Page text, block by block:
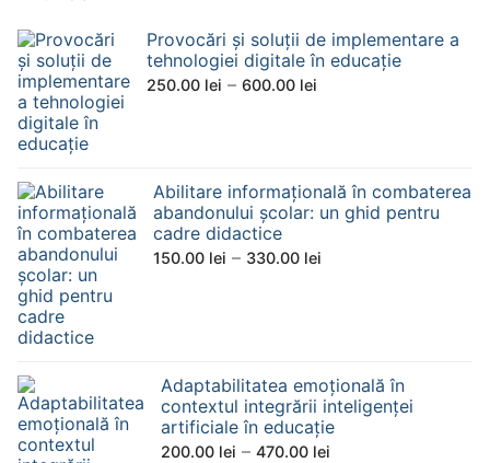
Provocări și soluții de implementare a
tehnologiei digitale în educație
250.00 lei – 600.00 lei
Abilitare informațională în combaterea
abandonului școlar: un ghid pentru
cadre didactice
150.00 lei – 330.00 lei
Adaptabilitatea emoțională în
contextul integrării inteligenței
artificiale în educație
200.00 lei – 470.00 lei